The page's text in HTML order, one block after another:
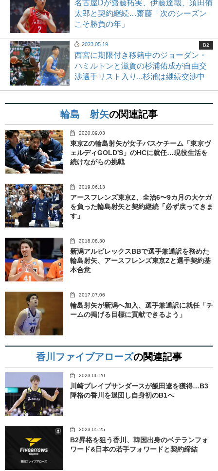
名古屋Dが齋藤拓実、伊藤達哉、須田侑
太郎と契約継続…齋藤「次のシーズン
こそ勝負の年」
2023.05.19
西宮に期限付き移籍中のジョーダン・
ハミルトンと滋賀の杉浦佑成が自由交
渉選手リスト入り...杉浦は継続交渉中
B2
輪島 射矢の関連記事
2020.09.03
東京Zの輪島射矢が女子バスケチーム「東京ヴ
ェルディGOLD'S」のHCに就任…現役生活を
続けながらの挑戦
2019.06.13
アースフレンズ東京Z、全治6〜9カ月の大ケガ
を負った輪島射矢と契約継続「必ず戻ってきま
す」
2018.08.30
新潟アルビレックスBBで選手兼通訳を務めた
輪島射矢、アースフレンズ東京Zと選手契約基
本合意
2017.07.06
輪島射矢が新潟へ加入、選手兼通訳に就任「チ
ームの掲げる目標に貢献できるよう」
香川ファイブアローズの関連記事
2023.06.20
川崎ブレイブサンダースが飯田遼を獲得…B3
降格の香川を退団し自身初のB1へ
2023.05.25
B2昇格を狙う香川、韓国出身のベテランフォ
ワード&日本の若手フォワードと契約締結